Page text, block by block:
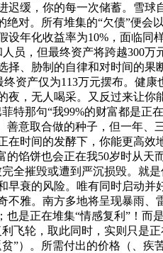
缓，你的每一次储蓄。雪球
对。所有堆集的“欠债”便会
年化收益率为10%，面临同
员，但最终资产将跨越300
、胁制的自律和对时间的果
资产仅为113万元摆布。健
，无人喝采。又反过来让你
特那句“我99%的财富都是正
意取合做的种子，但一年、
时间的发酵下，你能更高效
馅饼也会正在我50岁时从天
全摧毁或遭到严沉损毁。就
衰的风险。唯有同时启动并
雅。南方多地将呈现暴雨、
是正在堆集“情感复利”！而
飞轮，取此同时，实则只是
”）。所需付出的价格（、疾